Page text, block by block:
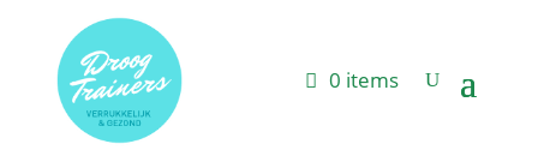
0 items